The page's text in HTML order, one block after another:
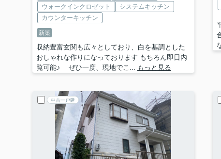
ウォークインクロゼット
システムキッチン
カウンターキッチン
新築
収納豊富玄関も広々としており、白を基調とした
おしゃれな作りになっております もちろん即日内
覧可能♪ ぜひ一度、現地でこ...
もっと見る
中古一戸建